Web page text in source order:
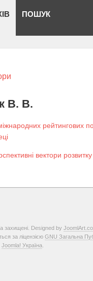
ПОШУК
В. В.
рейтингових
вектори
захищені. Designed by
за ліцензією GNU Загальна
Joomla! Україна